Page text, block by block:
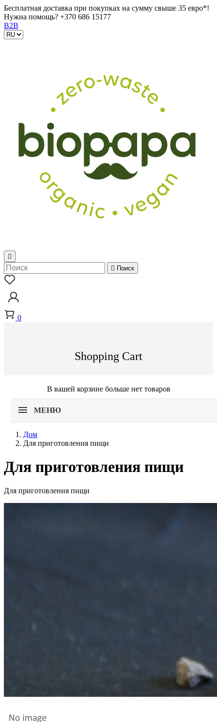
Бесплатная доставка при покупках на сумму свыше 35 евро*!
Нужна помощь? +370 686 15177
B2B

 Поиск
0
Shopping Cart
В вашей корзине больше нет товаров
МЕНЮ
Дом
Для приготовления пищи
Для приготовления пищи
Для приготовления пищи